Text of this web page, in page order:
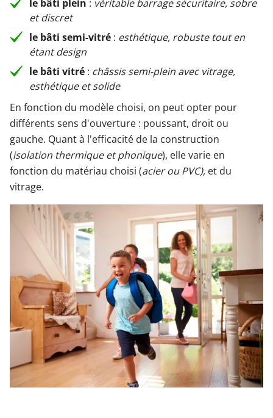
le bâti plein : véritable barrage sécuritaire, sobre
et discret
le bâti semi-vitré : esthétique, robuste tout en
étant design
le bâti vitré : châssis semi-plein avec vitrage,
esthétique et solide
En fonction du modèle choisi, on peut opter pour
différents sens d'ouverture : poussant, droit ou
gauche. Quant à l'efficacité de la construction
(isolation thermique et phonique), elle varie en
fonction du matériau choisi (acier ou PVC), et du
vitrage.